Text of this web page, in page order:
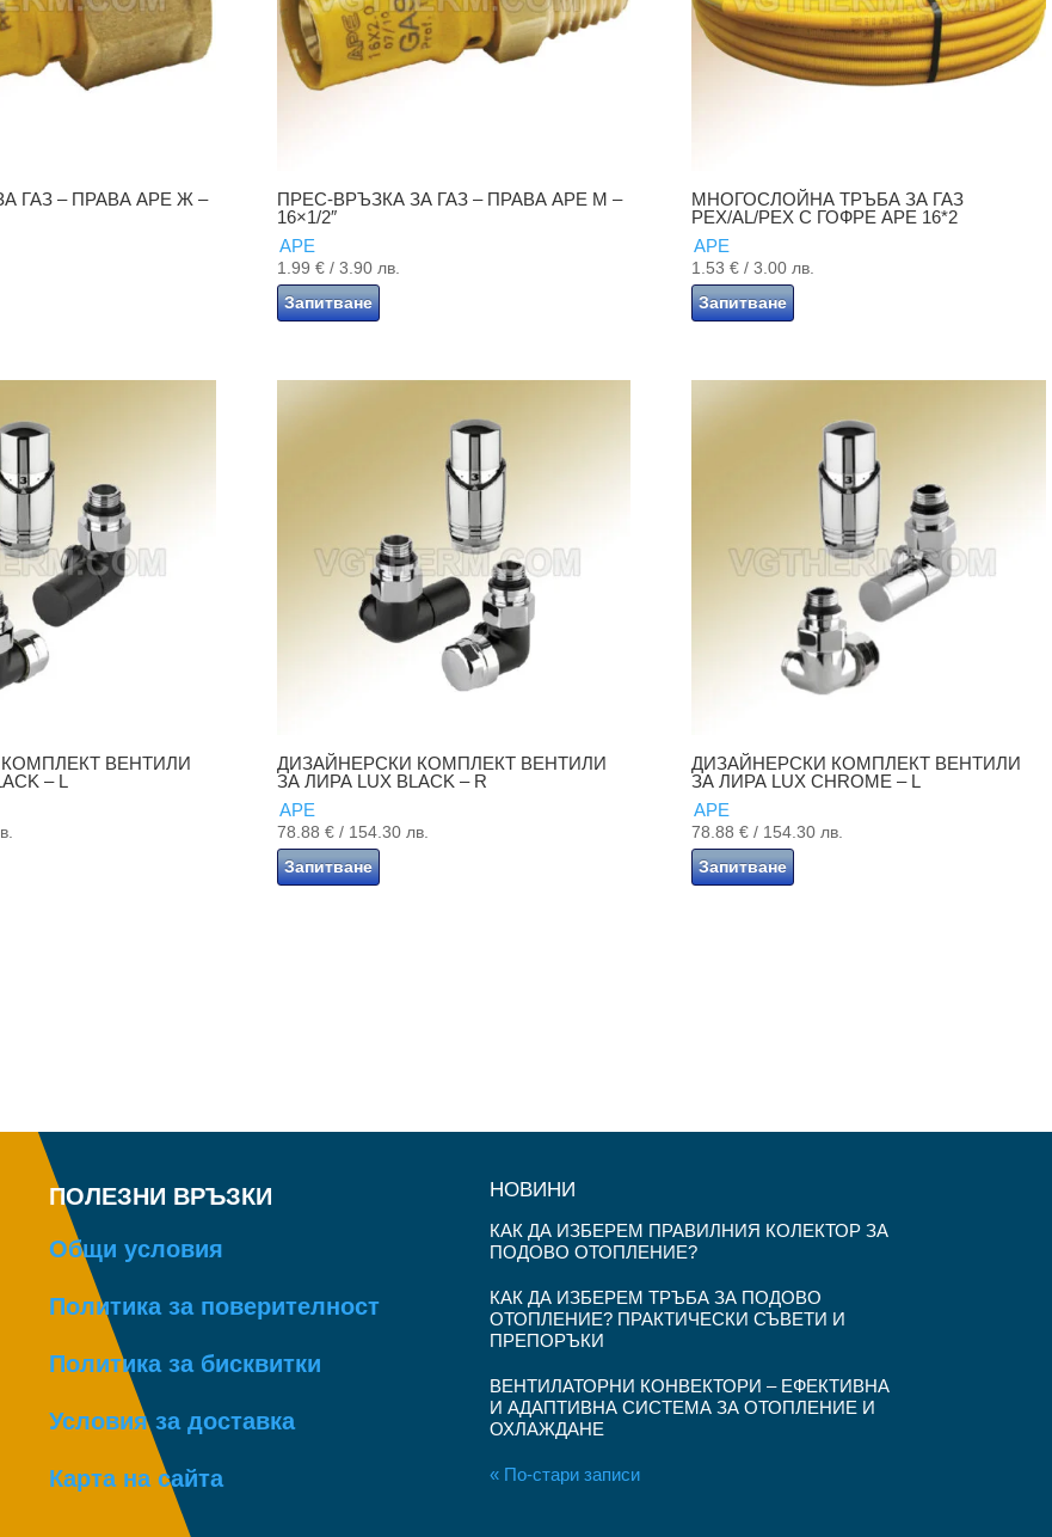
ГАЗ – ПРАВА APE Ж –
ПРЕС-ВРЪЗКА ЗА ГАЗ – ПРАВА APE M –
16×1/2″
APE
1.99 € / 3.90 лв.
Запитване
МНОГОСЛОЙНА ТРЪБА ЗА ГАЗ
PEX/AL/PEX С ГОФРЕ APE 16*2
APE
1.53€ / 3.00 лв.
Запитване
ВЕНТИЛИ
– L
ДИЗАЙНЕРСКИ КОМПЛЕКТ ВЕНТИЛИ
ЗА ЛИРА LUX BLACK – R
APE
78.88 € / 154.30 лв.
Запитване
ДИЗАЙНЕРСКИ КОМПЛЕКТ ВЕНТИЛИ
ЗА ЛИРА LUX CHROME – L
APE
78.88€ / 154.30 лв.
Запитване
ПОЛЕЗНИ ВРЪЗКИ
Общи условия
Политика за поверителност
Политика за бисквитки
Условия за доставка
Карта на сайта
НОВИНИ
КАК ДА ИЗБЕРЕМ ПРАВИЛНИЯ КОЛЕКТОР ЗА
ПОДОВО ОТОПЛЕНИЕ?
КАК ДА ИЗБЕРЕМ ТРЪБА ЗА ПОДОВО
ОТОПЛЕНИЕ? ПРАКТИЧЕСКИ СЪВЕТИ И
ПРЕПОРЪКИ
ВЕНТИЛАТОРНИ КОНВЕКТОРИ – ЕФЕКТИВНА
И АДАПТИВНА СИСТЕМА ЗА ОТОПЛЕНИЕ И
ОХЛАЖДАНЕ
« По-стари записи